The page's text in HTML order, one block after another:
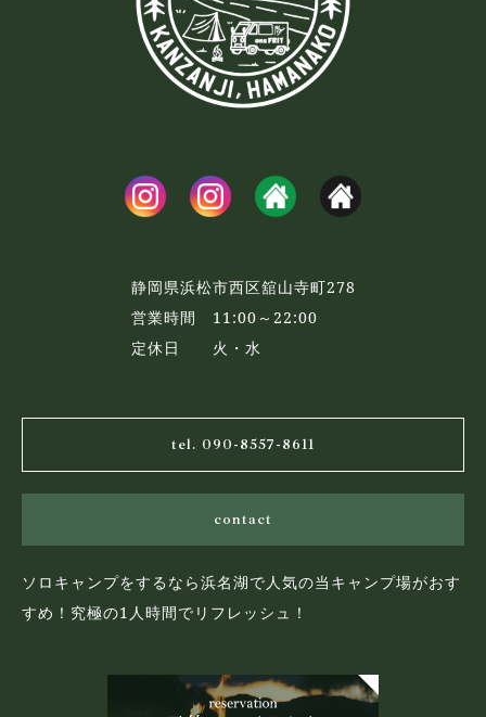
静岡県浜松市西区舘山寺町278
営業時間 11:00～22:00
定休日 火・水
tel. 090-8557-8611
contact
ソロキャンプをするなら浜名湖で人気の当キャンプ場がおす
すめ！究極の1人時間でリフレッシュ！
© one FRIT CAMP FIELD